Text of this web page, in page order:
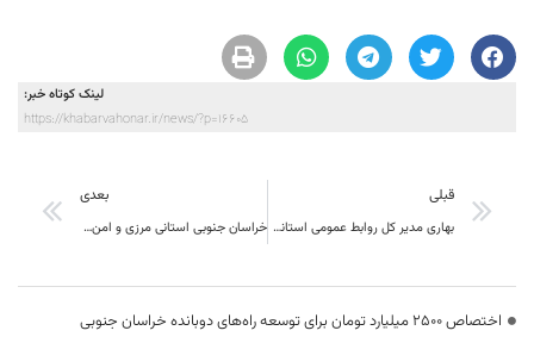
لینک کوتاه خبر:
https://khabarvahonar.ir/news/?p=16605
قبلی
بهاری مدیر کل روابط عمومی استانداری از مدیر روابط عمومی سازمان انتقال خون استان تقدیر کرد
بعدی
خراسان جنوبی استانی مرزی و امن ترین استان کشور است
اختصاص 2500 میلیارد تومان برای توسعه راه‌های دوبانده خراسان جنوبی